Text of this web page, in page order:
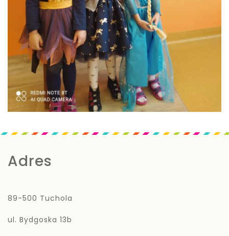
Adres
89-500 Tuchola
ul. Bydgoska 13b